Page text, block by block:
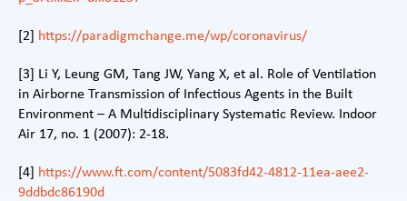
[2] https://paradigmchange.me/wp/coronavirus/
[3] Li Y, Leung GM, Tang JW, Yang X, et al. Role of Ventilation
in Airborne Transmission of Infectious Agents in the Built
Environment – A Multidisciplinary Systematic Review. Indoor
Air 17, no. 1 (2007): 2-18.
[4] https://www.ft.com/content/5083fd42-4812-11ea-aee2-
9ddbdc86190d